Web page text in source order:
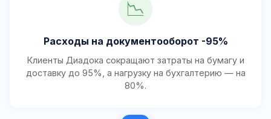
📉
Расходы на документооборот -95%
Клиенты Диадока сокращают затраты на бумагу и
доставку до 95%, а нагрузку на бухгалтерию — на
80%.